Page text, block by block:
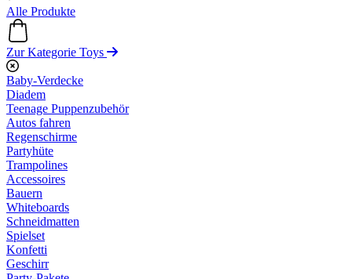
Alle Produkte
Zur Kategorie Toys
Baby-Verdecke
Diadem
Teenage Puppenzubehör
Autos fahren
Regenschirme
Partyhüte
Trampolines
Accessoires
Bauern
Whiteboards
Schneidmatten
Spielset
Konfetti
Geschirr